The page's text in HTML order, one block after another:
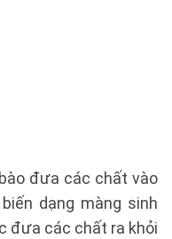
đưa các chất vào
dạng màng sinh
đưa các chất ra khỏi